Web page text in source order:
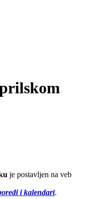
je postavljen na veb
i kalendari.